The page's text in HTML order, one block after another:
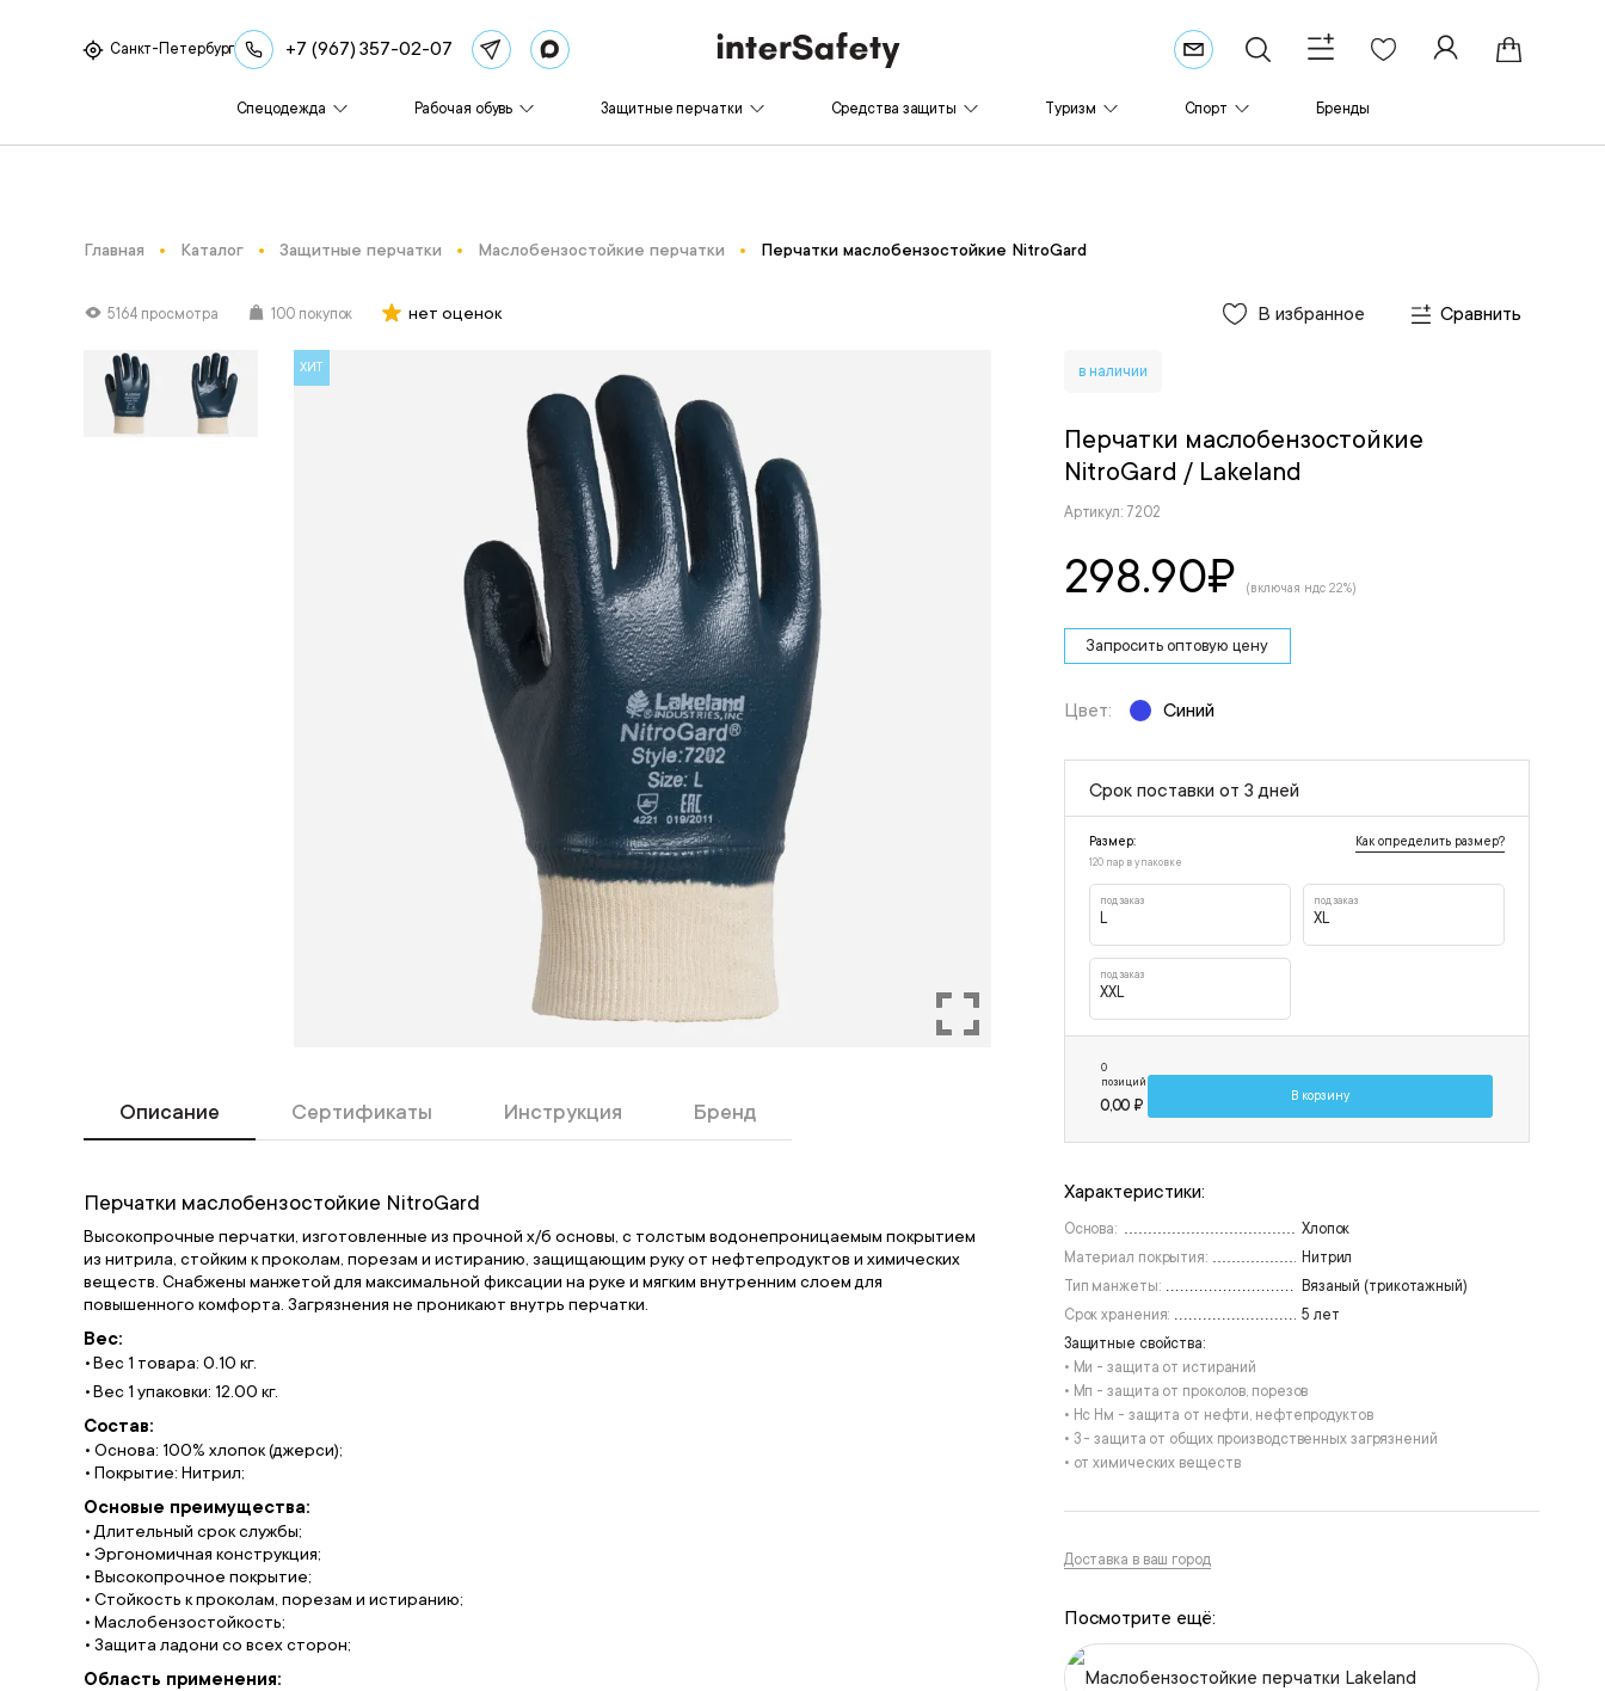
Санкт-Петербург +7 (967) 357-02-07
Спецодежда Рабочая обувь Защитные перчатки Средства защиты Туризм Спорт Бренды
Главная Каталог Защитные перчатки Маслобензостойкие перчатки Перчатки маслобензостойкие NitroGard
5164 просмотра 100 покупок нет оценок В избранное Сравнить
ХИТ
Описание Сертификаты Инструкция Бренд
Перчатки маслобензостойкие NitroGard
Высокопрочные перчатки, изготовленные из прочной х/б основы, с толстым водонепроницаемым покрытием
из нитрила, стойким к проколам, порезам и истиранию, защищающим руку от нефтепродуктов и химических
веществ. Снабжены манжетой для максимальной фиксации на руке и мягким внутренним слоем для
повышенного комфорта. Загрязнения не проникают внутрь перчатки.
Вес:
Вес 1 товара: 0.10 кг.
Вес 1 упаковки: 12.00 кг.
Состав:
• Основа: 100% хлопок (джерси);
• Покрытие: Нитрил;
Основые преимущества:
• Длительный срок службы;
• Эргономичная конструкция;
• Высокопрочное покрытие;
• Стойкость к проколам, порезам и истиранию;
• Маслобензостойкость;
• Защита ладони со всех сторон;
Область применения:
в наличии
Перчатки маслобензостойкие
NitroGard / Lakeland
Артикул: 7202
298.90₽ (включая ндс 22%)
Запросить оптовую цену
Цвет: Синий
Срок поставки от 3 дней
Размер: Как определить размер?
120 пар в упаковке
под заказ
L
под заказ
XL
под заказ
XXL
0
позиций
0,00 ₽
В корзину
Характеристики:
Основа:
Хлопок
Материал покрытия:
Нитрил
Тип манжеты:
Вязаный (трикотажный)
Срок хранения:
5 лет
Защитные свойства:
• Ми - защита от истираний
• Мп - защита от проколов, порезов
• Нс Нм - защита от нефти, нефтепродуктов
• З - защита от общих производственных загрязнений
• от химических веществ
Доставка в ваш город
Посмотрите ещё:
Маслобензостойкие перчатки Lakeland